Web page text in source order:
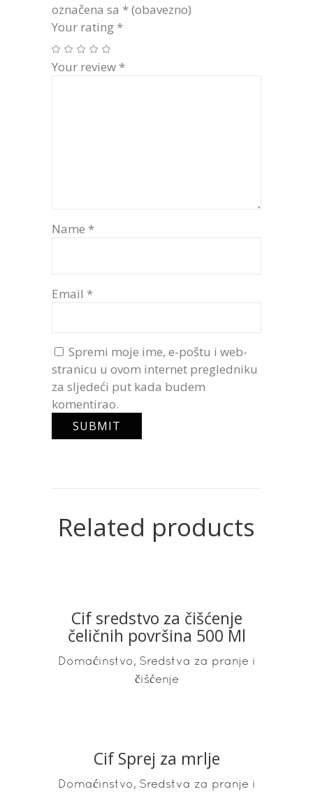
označena sa * (obavezno)
Your rating *
Your review *
Name *
Email *
Spremi moje ime, e-poštu i web-
stranicu u ovom internet pregledniku
za sljedeći put kada budem
komentirao.
Related products
READ MORE
Cif sredstvo za čišćenje
čeličnih površina 500 Ml
Domaćinstvo, Sredstva za pranje i
čišćenje
READ MORE
Cif Sprej za mrlje
Domaćinstvo, Sredstva za pranje i